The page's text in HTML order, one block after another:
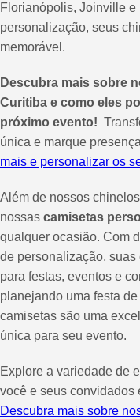
Florianópolis, Joinville
personalização, seus
memorável.
Descubra mais sobre
Curitiba e como eles
próximo evento!
única e marque
mais e personalizar os
Além de nossos
nossas camisetas
qualquer ocasião. Com
de personalização, suas
para festas, eventos e
planejando uma festa
camisetas são uma
única para seu evento.
Explore a variedade de
você e seus convidados
Descubra mais sobre